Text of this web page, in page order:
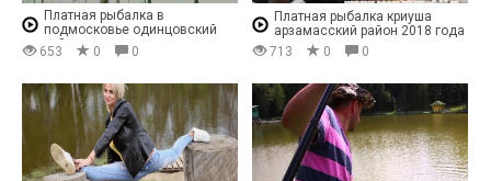
Платная рыбалка в
подмосковье одинцовский
район
653 0 0
Платная рыбалка криуша
арзамасский район 2018 года
713
0 0